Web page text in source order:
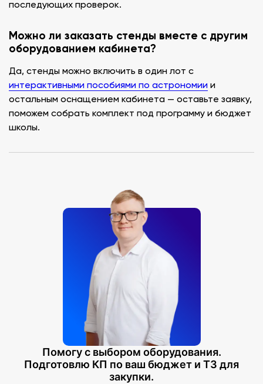
последующих проверок.
Можно ли заказать стенды вместе с другим
оборудованием кабинета?
Да, стенды можно включить в один лот с
интерактивными пособиями по астрономии и
остальным оснащением кабинета — оставьте заявку,
поможем собрать комплект под программу и бюджет
школы.
Помогу с выбором оборудования.
Подготовлю КП по ваш бюджет и ТЗ для
закупки.